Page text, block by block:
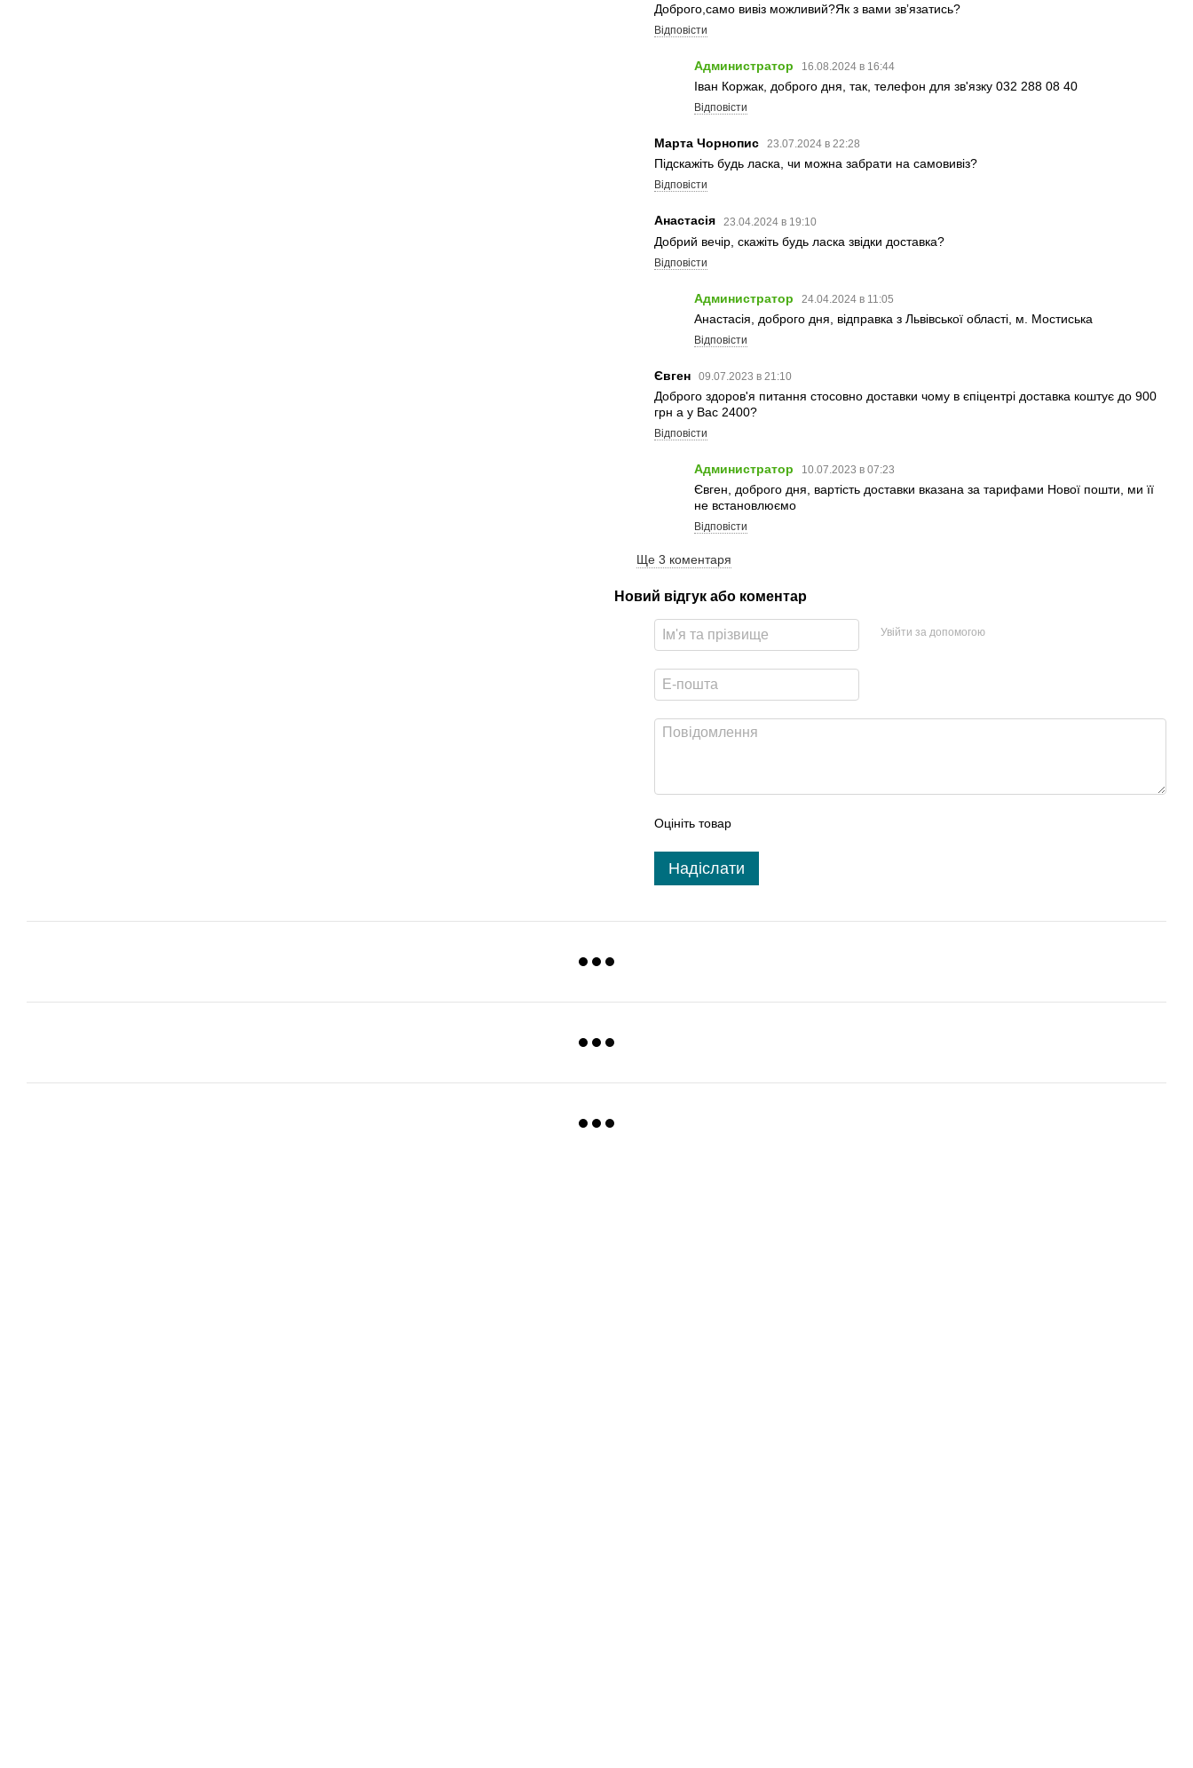
Доброго,само вивіз можливий?Як з вами звʼязатись?
Відповісти
Администратор 16.08.2024 в 16:44
Іван Коржак, доброго дня, так, телефон для зв'язку 032 288 08 40
Відповісти
Марта Чорнопис 23.07.2024 в 22:28
Підскажіть будь ласка, чи можна забрати на самовивіз?
Відповісти
Анастасія 23.04.2024 в 19:10
Добрий вечір, скажіть будь ласка звідки доставка?
Відповісти
Администратор 24.04.2024 в 11:05
Анастасія, доброго дня, відправка з Львівської області, м. Мостиська
Відповісти
Євген 09.07.2023 в 21:10
Доброго здоров'я питання стосовно доставки чому в єпіцентрі доставка коштує до 900
грн а у Вас 2400?
Відповісти
Администратор 10.07.2023 в 07:23
Євген, доброго дня, вартість доставки вказана за тарифами Нової пошти, ми її
не встановлюємо
Відповісти
Ще 3 коментаря
Новий відгук або коментар
Увійти за допомогою
Оцініть товар
Надіслати